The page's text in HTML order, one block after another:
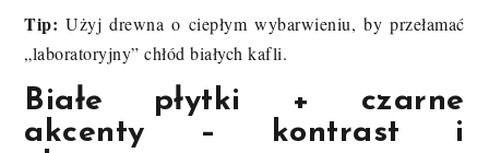
Tip: Użyj drewna o ciepłym wybarwieniu, by przełamać
„laboratoryjny” chłód białych kafli.
Białe płytki + czarne
akcenty – kontrast i